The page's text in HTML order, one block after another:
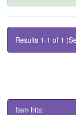
Results 1-1 of 1
Item hits: